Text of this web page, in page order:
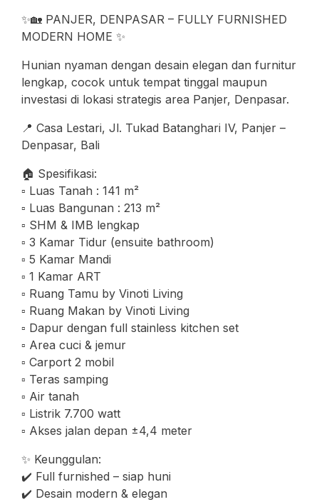
✨🏡 PANJER, DENPASAR – FULLY FURNISHED
MODERN HOME ✨
Hunian nyaman dengan desain elegan dan furnitur
lengkap, cocok untuk tempat tinggal maupun
investasi di lokasi strategis area Panjer, Denpasar.
📍 Casa Lestari, Jl. Tukad Batanghari IV, Panjer –
Denpasar, Bali
🏠 Spesifikasi:
▫️ Luas Tanah : 141 m²
▫️ Luas Bangunan : 213 m²
▫️ SHM & IMB lengkap
▫️ 3 Kamar Tidur (ensuite bathroom)
▫️ 5 Kamar Mandi
▫️ 1 Kamar ART
▫️ Ruang Tamu by Vinoti Living
▫️ Ruang Makan by Vinoti Living
▫️ Dapur dengan full stainless kitchen set
▫️ Area cuci & jemur
▫️ Carport 2 mobil
▫️ Teras samping
▫️ Air tanah
▫️ Listrik 7.700 watt
▫️ Akses jalan depan ±4,4 meter
✨ Keunggulan:
✔️ Full furnished – siap huni
✔️ Desain modern & elegan